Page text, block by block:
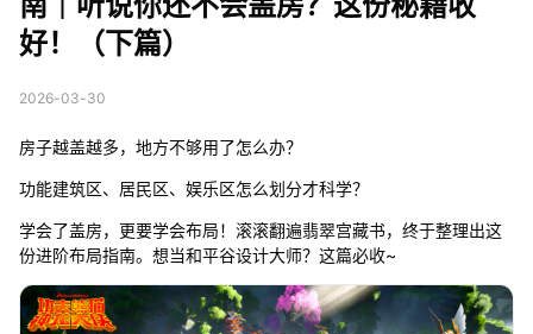
好！（下篇）
2026-03-30
房子越盖越多，地方不够用了怎么办？
功能建筑区、居民区、娱乐区怎么划分才科学？
学会了盖房，更要学会布局！滚滚翻遍翡翠宫藏书，终于整理出这
份进阶布局指南。想当和平谷设计大师？这篇必收~